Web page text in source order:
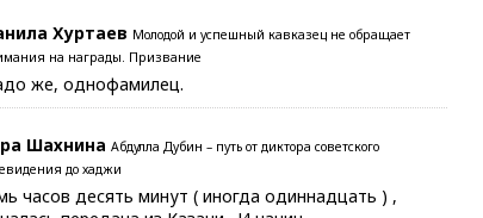
Хуртаев Молодой и успешный кавказец не обращает
на награды. Призвание
же, однофамилец.
Шахнина Абдулла Дубин – путь от диктора советского
до хаджи
часов десять минут ( иногда одиннадцать ) ,